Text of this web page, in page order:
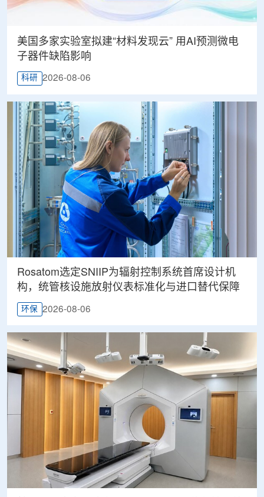
美国多家实验室拟建“材料发现云” 用AI预测微电
子器件缺陷影响
科研 2026-08-06
Rosatom选定SNIIP为辐射控制系统首席设计机
构，统管核设施放射仪表标准化与进口替代保障
环保 2026-08-06